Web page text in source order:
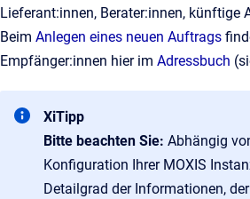
Lieferant:innen, Berater:innen, künftige
Beim Anlegen eines neuen Auftrags
Empfänger:innen hier im Adressbuch
XiTipp
Bitte beachten Sie: Abhängig
Konfiguration Ihrer MOXIS
Detailgrad der Informationen,